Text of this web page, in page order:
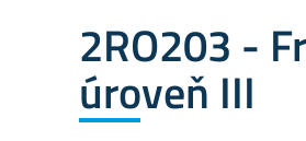
2RO203 -
úroveň III